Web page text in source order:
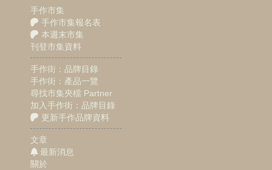
手作市集
手作市集報名表
本週末市集
刊登市集資料
手作街：品牌目錄
手作街：產品一覽
尋找市集夾檔 Partner
加入手作街：品牌目錄
更新手作品牌資料
文章
最新消息
關於